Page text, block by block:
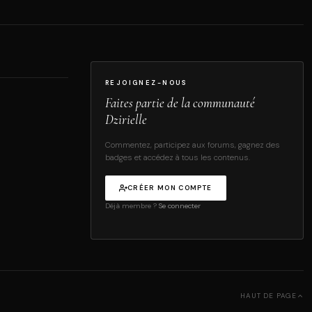
REJOIGNEZ-NOUS
Faites partie de la communauté
Dzirielle
Commentez, participez aux forums, gagnez des
badges et accédez à tous les contenus.
CRÉER MON COMPTE
Déjà membre ? Se connecter
HAUT DE PAGE